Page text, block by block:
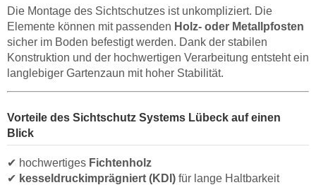
Die Montage des Sichtschutzes ist unkompliziert. Die
Elemente können mit passenden Holz- oder Metallpfosten
sicher im Boden befestigt werden. Dank der stabilen
Konstruktion und der hochwertigen Verarbeitung entsteht ein
langlebiger Gartenzaun mit hoher Stabilität.
Vorteile des Sichtschutz Systems Lübeck auf einen
Blick
✔ hochwertiges Fichtenholz
✔ kesseldruckimprägniert (KDI) für lange Haltbarkeit